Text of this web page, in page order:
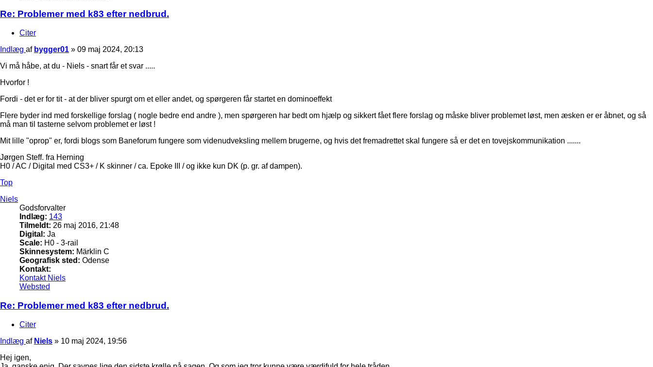
Re: Problemer med k83 efter nedbrud.
Citer
Indlæg af bygger01 » 09 maj 2024, 20:13
Vi må håbe, at du - Niels - snart får et svar .....
Hvorfor !
Fordi - det er for tit - at der bliver spurgt om et eller andet, og spørgeren får startet en dominoeffekt
Flere byder ind med forskellige forslag ( nogle bedre end andre ), men spørgeren har bedt om hjælp og sikkert fået flere forslag og måske bliver problemet løst, men æsken er er åbnet, og så
må man til tasterne selvom problemet er løst !
Mit lille "oprop" er, fordi blogs som Baneforum fungere som videnudveksling mellem brugerne, og hvis det fremadrettet skal fungere så er det en tovejskommunikation .......
Jørgen Steff. fra Herning
H0 / AC / Digital med CS3+ / K skinner / ca. Epoke III / og ikke kun DK (p. gr. af dampen).
Top
Niels
Godsforvalter
Indlæg: 143
Tilmeldt: 26 maj 2016, 21:48
Digital: Ja
Scale: H0 - 3-rail
Skinnesystem: Märklin C
Geografisk sted: Odense
Kontakt:
Kontakt Niels
Websted
Re: Problemer med k83 efter nedbrud.
Citer
Indlæg af Niels » 10 maj 2024, 19:56
Hej igen,